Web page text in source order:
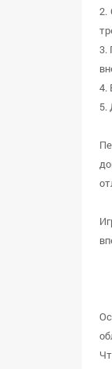
2.
3.
4.
5.